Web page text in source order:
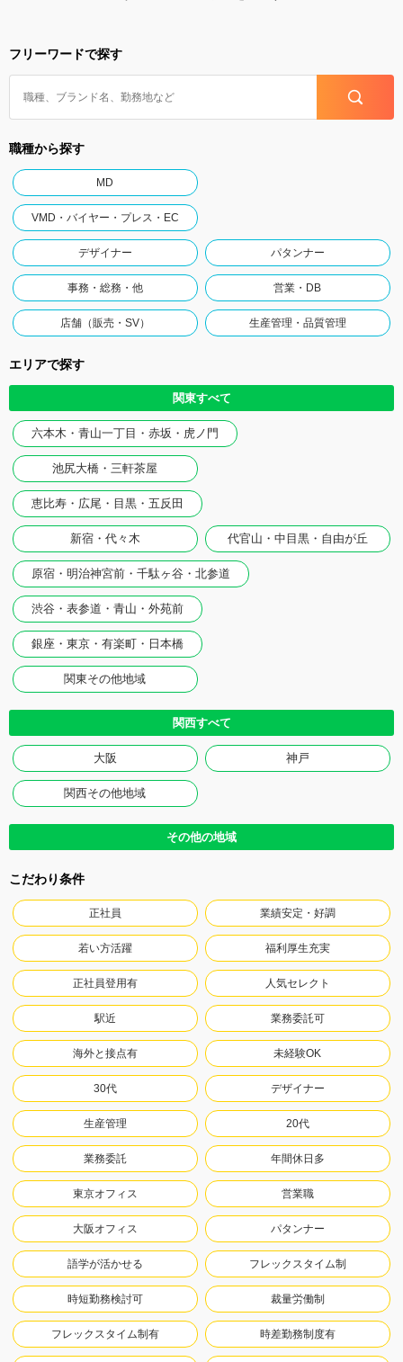
フリーワードで探す
職種から探す
MD
VMD・バイヤー・プレス・EC
デザイナー パタンナー
事務・総務・他 営業・DB
店舗（販売・SV） 生産管理・品質管理
エリアで探す
関東すべて
六本木・青山一丁目・赤坂・虎ノ門
池尻大橋・三軒茶屋
恵比寿・広尾・目黒・五反田
新宿・代々木 代官山・中目黒・自由が丘
原宿・明治神宮前・千駄ヶ谷・北参道
渋谷・表参道・青山・外苑前
銀座・東京・有楽町・日本橋
関東その他地域
関西すべて
大阪 神戸
関西その他地域
その他の地域
こだわり条件
正社員 業績安定・好調
若い方活躍 福利厚生充実
正社員登用有 人気セレクト
駅近 業務委託可
海外と接点有 未経験OK
30代 デザイナー
生産管理 20代
業務委託 年間休日多
東京オフィス 営業職
大阪オフィス パタンナー
語学が活かせる フレックスタイム制
時短勤務検討可 裁量労働制
フレックスタイム制有 時差勤務制度有